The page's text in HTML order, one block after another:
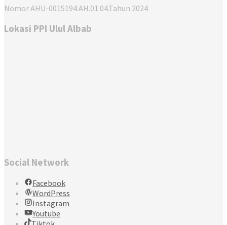
Nomor AHU-0015194.AH.01.04.Tahun 2024
Lokasi PPI Ulul Albab
Social Network
Facebook
WordPress
Instagram
Youtube